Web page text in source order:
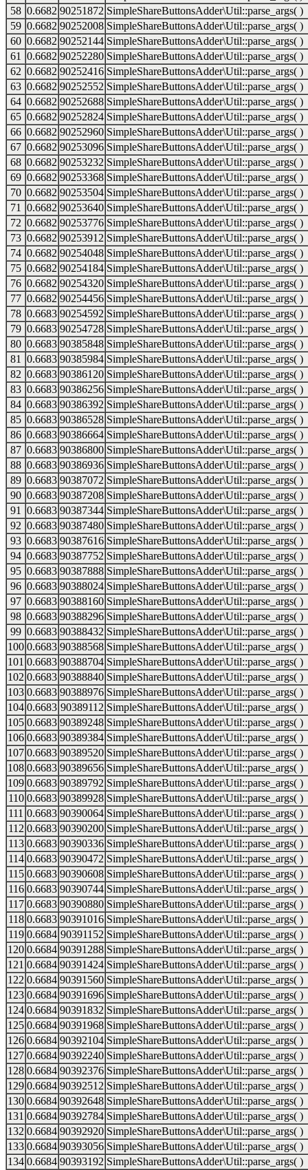
58 0.6682 90251872 SimpleShareButtonsAdder\Util::parse_args( )
59 0.6682 90252008 SimpleShareButtonsAdder\Util::parse_args( )
60 0.6682 90252144 SimpleShareButtonsAdder\Util::parse_args( )
61
0.6682 90252280 SimpleShareButtonsAdder\Util::parse_args( )
62 0.6682 90252416 SimpleShareButtonsAdder\Util::parse_args( )
63 0.6682 90252552 SimpleShareButtonsAdder\Util::parse_args( )
64 0.6682 90252688 SimpleShareButtonsAdder\Util::parse_args( )
65 0.6682 90252824 SimpleShareButtonsAdder\Util::parse_args( )
66 0.6682 90252960 SimpleShareButtonsAdder\Util::parse_args( )
67 0.6682 90253096 SimpleShareButtonsAdder\Util::parse_args( )
68 0.6682 90253232 SimpleShareButtonsAdder\Util::parse_args( )
69 0.6682 90253368 SimpleShareButtonsAdder\Util::parse_args( )
70 0.6682 90253504 SimpleShareButtonsAdder\Util::parse_args( )
71
0.6682 90253640 SimpleShareButtonsAdder\Util::parse_args( )
72 0.6682 90253776 SimpleShareButtonsAdder\Util::parse_args( )
73 0.6682 90253912 SimpleShareButtonsAdder\Util::parse_args( )
74 0.6682 90254048 SimpleShareButtonsAdder\Util::parse_args( )
75 0.6682 90254184 SimpleShareButtonsAdder\Util::parse_args( )
76 0.6682 90254320 SimpleShareButtonsAdder\Util::parse_args( )
77 0.6682 90254456 SimpleShareButtonsAdder\Util::parse_args( )
78 0.6683 90254592 SimpleShareButtonsAdder\Util::parse_args( )
79 0.6683 90254728 SimpleShareButtonsAdder\Util::parse_args( )
80 0.6683 90385848 SimpleShareButtonsAdder\Util::parse_args( )
81
0.6683 90385984 SimpleShareButtonsAdder\Util::parse_args( )
82 0.6683 90386120 SimpleShareButtonsAdder\Util::parse_args( )
83 0.6683 90386256 SimpleShareButtonsAdder\Util::parse_args( )
84 0.6683 90386392 SimpleShareButtonsAdder\Util::parse_args( )
85 0.6683 90386528 SimpleShareButtonsAdder\Util::parse_args( )
86 0.6683 90386664 SimpleShareButtonsAdder\Util::parse_args( )
87 0.6683 90386800 SimpleShareButtonsAdder\Util::parse_args( )
88 0.6683 90386936 SimpleShareButtonsAdder\Util::parse_args( )
89 0.6683 90387072 SimpleShareButtonsAdder\Util::parse_args( )
90 0.6683 90387208 SimpleShareButtonsAdder\Util::parse_args( )
91
0.6683 90387344 SimpleShareButtonsAdder\Util::parse_args( )
92 0.6683 90387480 SimpleShareButtonsAdder\Util::parse_args( )
93 0.6683 90387616 SimpleShareButtonsAdder\Util::parse_args( )
94 0.6683 90387752 SimpleShareButtonsAdder\Util::parse_args( )
95 0.6683 90387888 SimpleShareButtonsAdder\Util::parse_args( )
96 0.6683 90388024 SimpleShareButtonsAdder\Util::parse_args( )
97 0.6683 90388160 SimpleShareButtonsAdder\Util::parse_args( )
98 0.6683 90388296 SimpleShareButtonsAdder\Util::parse_args( )
99 0.6683 90388432 SimpleShareButtonsAdder\Util::parse_args( )
100 0.6683 90388568 SimpleShareButtonsAdder\Util::parse_args( )
101 0.6683 90388704 SimpleShareButtonsAdder\Util::parse_args( )
102 0.6683 90388840 SimpleShareButtonsAdder\Util::parse_args( )
103 0.6683 90388976 SimpleShareButtonsAdder\Util::parse_args( )
104 0.6683 90389112 SimpleShareButtonsAdder\Util::parse_args( )
105 0.6683 90389248 SimpleShareButtonsAdder\Util::parse_args( )
106 0.6683 90389384 SimpleShareButtonsAdder\Util::parse_args( )
107 0.6683 90389520 SimpleShareButtonsAdder\Util::parse_args( )
108 0.6683 90389656 SimpleShareButtonsAdder\Util::parse_args( )
109 0.6683 90389792 SimpleShareButtonsAdder\Util::parse_args( )
110 0.6683 90389928 SimpleShareButtonsAdder\Util::parse_args( )
111 0.6683 90390064 SimpleShareButtonsAdder\Util::parse_args( )
112 0.6683 90390200 SimpleShareButtonsAdder\Util::parse_args( )
113 0.6683 90390336 SimpleShareButtonsAdder\Util::parse_args( )
114 0.6683 90390472 SimpleShareButtonsAdder\Util::parse_args( )
115 0.6683 90390608 SimpleShareButtonsAdder\Util::parse_args( )
116 0.6683 90390744 SimpleShareButtonsAdder\Util::parse_args( )
117 0.6683 90390880 SimpleShareButtonsAdder\Util::parse_args( )
118 0.6683 90391016 SimpleShareButtonsAdder\Util::parse_args( )
119 0.6684 90391152 SimpleShareButtonsAdder\Util::parse_args( )
120 0.6684 90391288 SimpleShareButtonsAdder\Util::parse_args( )
121 0.6684 90391424 SimpleShareButtonsAdder\Util::parse_args( )
122 0.6684 90391560 SimpleShareButtonsAdder\Util::parse_args( )
123 0.6684 90391696 SimpleShareButtonsAdder\Util::parse_args( )
124 0.6684 90391832 SimpleShareButtonsAdder\Util::parse_args( )
125 0.6684 90391968 SimpleShareButtonsAdder\Util::parse_args( )
126 0.6684 90392104 SimpleShareButtonsAdder\Util::parse_args( )
127 0.6684 90392240 SimpleShareButtonsAdder\Util::parse_args( )
128 0.6684 90392376 SimpleShareButtonsAdder\Util::parse_args( )
129 0.6684 90392512 SimpleShareButtonsAdder\Util::parse_args( )
130 0.6684 90392648 SimpleShareButtonsAdder\Util::parse_args( )
131 0.6684 90392784 SimpleShareButtonsAdder\Util::parse_args( )
132 0.6684 90392920 SimpleShareButtonsAdder\Util::parse_args( )
133 0.6684 90393056 SimpleShareButtonsAdder\Util::parse_args( )
134 0.6684 90393192 SimpleShareButtonsAdder\Util::parse_args( )